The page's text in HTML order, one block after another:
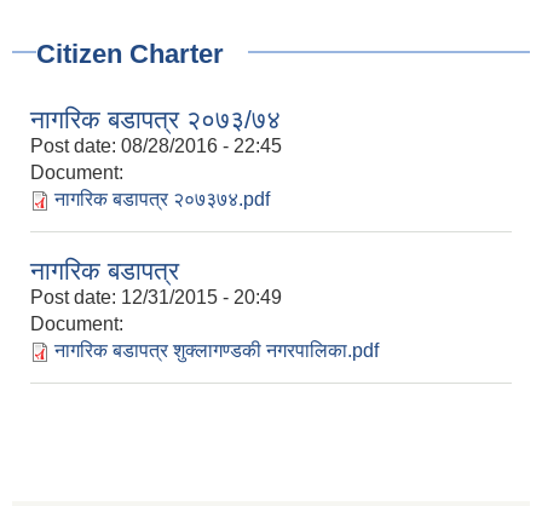
Citizen Charter
नागरिक बडापत्र २०७३/७४
Post date: 08/28/2016 - 22:45
Document:
नागरिक बडापत्र २०७३७४.pdf
नागरिक बडापत्र
Post date: 12/31/2015 - 20:49
Document:
नागरिक बडापत्र शुक्लागण्डकी नगरपालिका.pdf